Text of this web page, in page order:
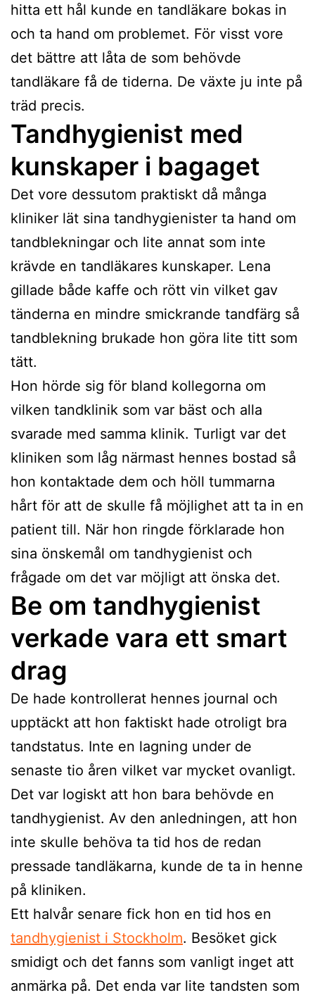
hitta ett hål kunde en tandläkare bokas in
och ta hand om problemet. För visst vore
det bättre att låta de som behövde
tandläkare få de tiderna. De växte ju inte på
träd precis.
Tandhygienist med
kunskaper i bagaget
Det vore dessutom praktiskt då många
kliniker lät sina tandhygienister ta hand om
tandblekningar och lite annat som inte
krävde en tandläkares kunskaper. Lena
gillade både kaffe och rött vin vilket gav
tänderna en mindre smickrande tandfärg så
tandblekning brukade hon göra lite titt som
tätt.
Hon hörde sig för bland kollegorna om
vilken tandklinik som var bäst och alla
svarade med samma klinik. Turligt var det
kliniken som låg närmast hennes bostad så
hon kontaktade dem och höll tummarna
hårt för att de skulle få möjlighet att ta in en
patient till. När hon ringde förklarade hon
sina önskemål om tandhygienist och
frågade om det var möjligt att önska det.
Be om tandhygienist
verkade vara ett smart
drag
De hade kontrollerat hennes journal och
upptäckt att hon faktiskt hade otroligt bra
tandstatus. Inte en lagning under de
senaste tio åren vilket var mycket ovanligt.
Det var logiskt att hon bara behövde en
tandhygienist. Av den anledningen, att hon
inte skulle behöva ta tid hos de redan
pressade tandläkarna, kunde de ta in henne
på kliniken.
Ett halvår senare fick hon en tid hos en
tandhygienist i Stockholm. Besöket gick
smidigt och det fanns som vanligt inget att
anmärka på. Det enda var lite tandsten som